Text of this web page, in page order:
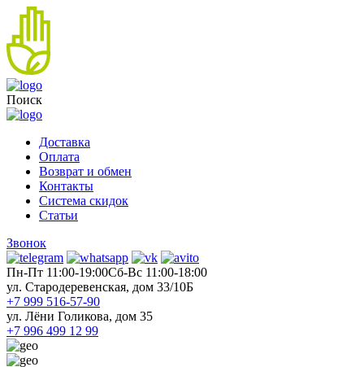
Поиск
Доставка
Оплата
Возврат и обмен
Контакты
Система скидок
Статьи
Звонок
Пн-Пт 11:00-19:00Cб-Вс 11:00-18:00
ул. Стародеревенская, дом 33/10Б
+7 999 516-57-90
ул. Лёни Голикова, дом 35
+7 996 499 12 99